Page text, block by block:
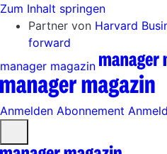
Zum Inhalt springen
Partner von Harvard
forward
manager magazin
Anmelden Abonnement
öffnen